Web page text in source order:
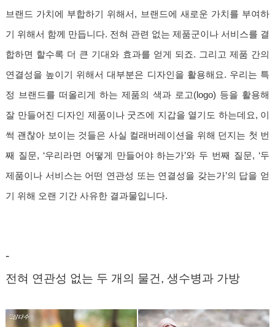
브랜드 가치에 부합하기 위해서, 브랜드에 새로운 가치를 부여하
기 위해서 함께 만듭니다. 전혀 관련 없는 제품군이나 서비스를 결
합하면 할수록 더 큰 기대와 효과를 얻게 되죠. 그리고 제품 간의
연결성을 높이기 위해서 대부분은 디자인을 활용해요. 우리는 특
정 브랜드를 떠올리게 하는 제품의 색과 로고(logo) 등을 활용해
잘 만들어진 디자인 제품이나 굿즈에 지갑을 열기도 하는데요, 이
썩 괜찮아 보이는 것들은 사실 컬래버레이션을 위해 던지는 첫 번
째 질문, ‘우리라면 어떻게 만들어야 하는가’와 두 번째 질문, ‘두
제품이나 서비스는 어떤 연관성 또는 연결성을 갖는가’의 답을 얻
기 위해 오랜 기간 사유한 결과물입니다.
-
전혀 연관성 없는 두 개의 물건, 생수병과 가방